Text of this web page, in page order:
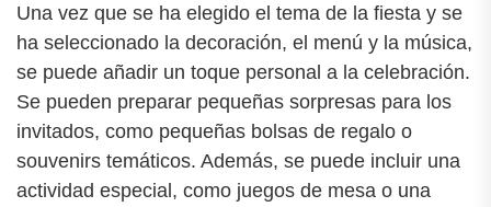
Una vez que se ha elegido el tema de la fiesta y se
ha seleccionado la decoración, el menú y la música,
se puede añadir un toque personal a la celebración.
Se pueden preparar pequeñas sorpresas para los
invitados, como pequeñas bolsas de regalo o
souvenirs temáticos. Además, se puede incluir una
actividad especial, como juegos de mesa o una